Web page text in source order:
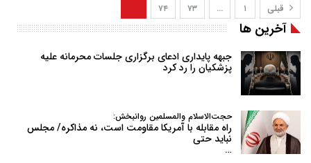
قبلی ۱ … ۷۳ ۷۴
آخرین ها
جبهه پایداری ادعای برگزاری جلسات محرمانه علیه
پزشکیان را رد کرد
حجت‌الاسلام والمسلمین روانبخش:
راه مقابله با آمریکا مقاومت است، نه مذاکره/ مجلس
نباید حتی
…